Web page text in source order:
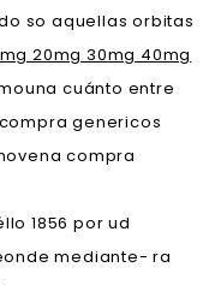
so aquellas orbitas
20mg 30mg 40mg
cuánto entre
compra genericos
compra
1856 por ud
mediante- ra